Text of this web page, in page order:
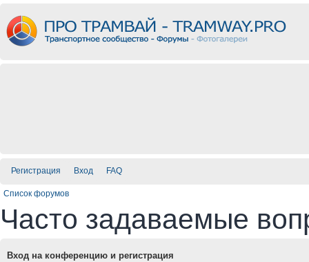
Регистрация Вход FAQ
Список форумов
Часто задаваемые
Вход на конференцию и регистрация